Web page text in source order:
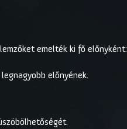
emelték ki fő előnyként:
előnyének.